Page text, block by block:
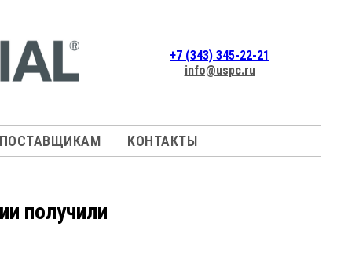
+7 (343) 345-22-21
info@uspc.ru
КОНТАКТЫ
получили